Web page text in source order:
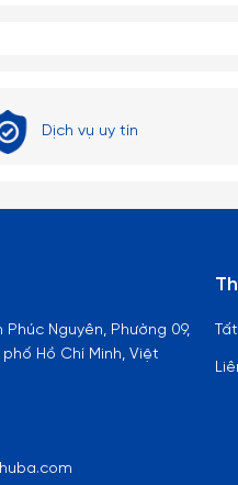
Dịch vụ uy tín
Phúc Nguyên, Phường 09,
Hồ Chí Minh, Việt